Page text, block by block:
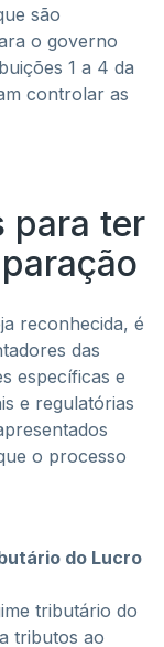
são
o governo
1 a 4 da
controlar as
para ter
reconhecida, é
das
específicas e
e regulatórias
o processo
do Lucro
tributário do
tributos ao